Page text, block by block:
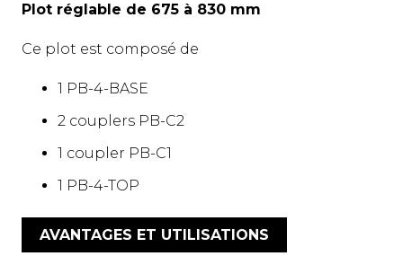
Plot réglable de 675 à 830 mm
Ce plot est composé de
1 PB-4-BASE
2 couplers PB-C2
1 coupler PB-C1
1 PB-4-TOP
AVANTAGES ET UTILISATIONS